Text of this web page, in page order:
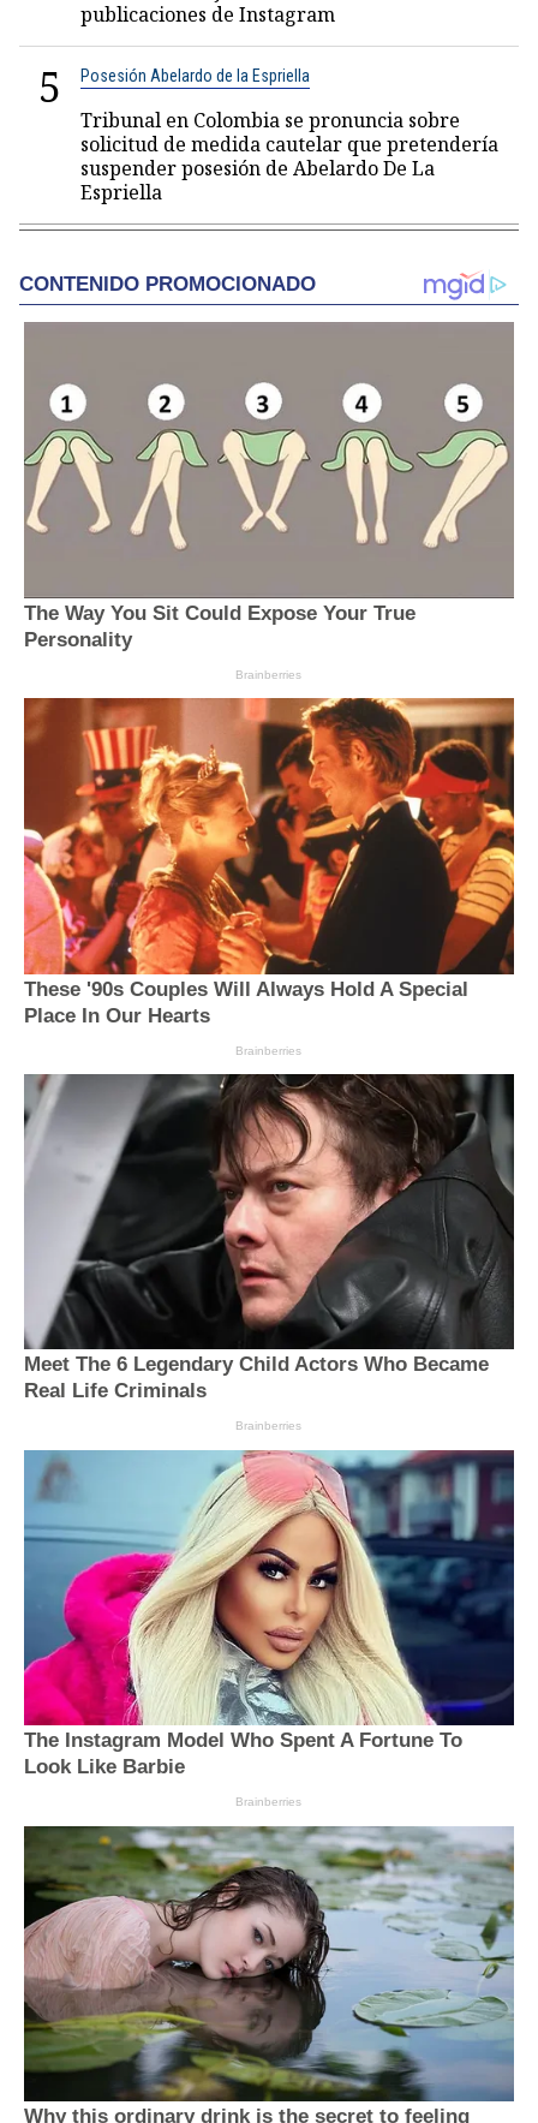
publicaciones de Instagram
5 Posesión Abelardo de la Espriella
Tribunal en Colombia se pronuncia sobre
solicitud de medida cautelar que pretendería
suspender posesión de Abelardo De La
Espriella